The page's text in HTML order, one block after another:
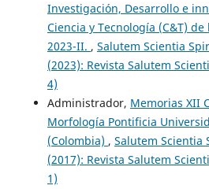
Investigación, Desarrollo e
Ciencia y Tecnología (C&T)
2023-II. , Salutem Scientia
(2023): Revista Salutem
4)
Administrador, Memorias XII
Morfología Pontificia
(Colombia) , Salutem Scientia
(2017): Revista Salutem
1)